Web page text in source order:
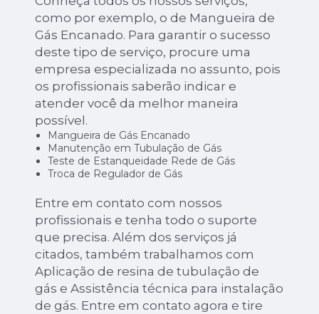
como por exemplo, o de Mangueira de
Gás Encanado. Para garantir o sucesso
deste tipo de serviço, procure uma
empresa especializada no assunto, pois
os profissionais saberão indicar e
atender você da melhor maneira
possível.
Mangueira de Gás Encanado
Manutenção em Tubulação de Gás
Teste de Estanqueidade Rede de Gás
Troca de Regulador de Gás
Entre em contato com nossos
profissionais e tenha todo o suporte
que precisa. Além dos serviços já
citados, também trabalhamos com
Aplicação de resina de tubulação de
gás e Assistência técnica para instalação
de gás. Entre em contato agora e tire